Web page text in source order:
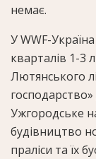
немає.
У WWF-
кварталів 1-3
Лютянського
Ужгородське
будівництво
праліси та їх